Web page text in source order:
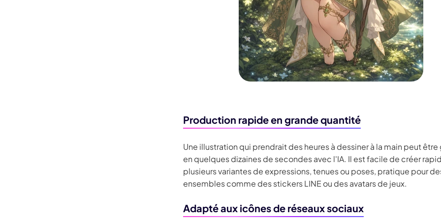
Production rapide en grande quantité
Une illustration qui prendrait des heures à dessiner à la main peut
en quelques dizaines de secondes avec l'IA. Il est facile de créer
plusieurs variantes de expressions, tenues ou poses, pratique pour
ensembles comme des stickers LINE ou des avatars de jeux.
Adapté aux icônes de réseaux sociaux